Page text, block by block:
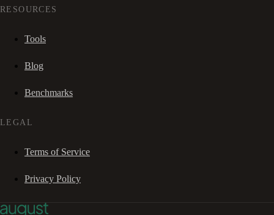
RESOURCES
Tools
Blog
Benchmarks
LEGAL
Terms of Service
Privacy Policy